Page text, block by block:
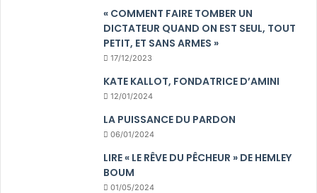
« COMMENT FAIRE TOMBER UN
DICTATEUR QUAND ON EST SEUL, TOUT
PETIT, ET SANS ARMES »
17/12/2023
KATE KALLOT, FONDATRICE D’AMINI
12/01/2024
LA PUISSANCE DU PARDON
06/01/2024
LIRE « LE RÊVE DU PÊCHEUR » DE HEMLEY
BOUM
01/05/2024